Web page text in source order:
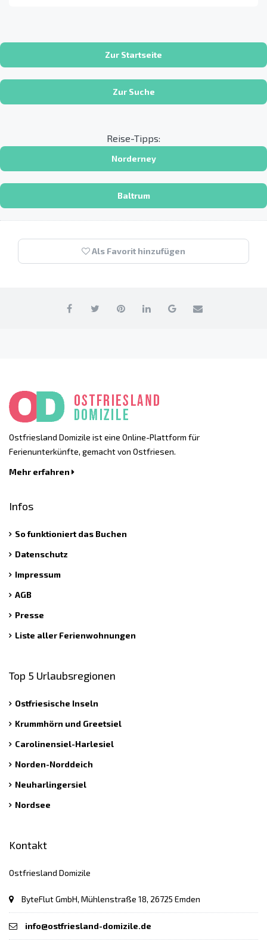
Zur Startseite
Zur Suche
Reise-Tipps:
Norderney
Baltrum
Als Favorit hinzufügen
Ostfriesland Domizile ist eine Online-Plattform für
Ferienunterkünfte, gemacht von Ostfriesen.
Mehr erfahren
Infos
So funktioniert das Buchen
Datenschutz
Impressum
AGB
Presse
Liste aller Ferienwohnungen
Top 5 Urlaubsregionen
Ostfriesische Inseln
Krummhörn und Greetsiel
Carolinensiel-Harlesiel
Norden-Norddeich
Neuharlingersiel
Nordsee
Kontakt
Ostfriesland Domizile
ByteFlut GmbH, Mühlenstraße 18, 26725 Emden
info@ostfriesland-domizile.de